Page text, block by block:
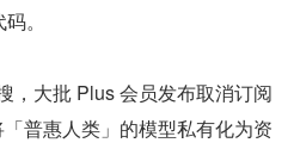
。
，大批 Plus 会员发布取消订阅
普惠人类」的模型私有化为资